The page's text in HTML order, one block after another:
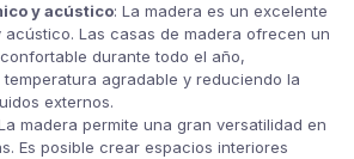
y acústico: La madera es un excelente
acústico. Las casas de madera ofrecen un
durante todo el año,
agradable y reduciendo la
externos.
madera permite una gran versatilidad en
Es posible crear espacios interiores